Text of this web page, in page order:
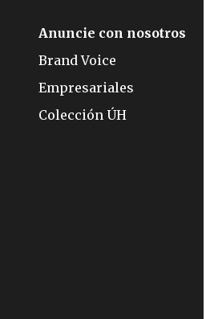
Anuncie con nosotros
Brand Voice
Empresariales
Colección ÚH